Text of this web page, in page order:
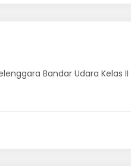
Bandar Udara Kelas